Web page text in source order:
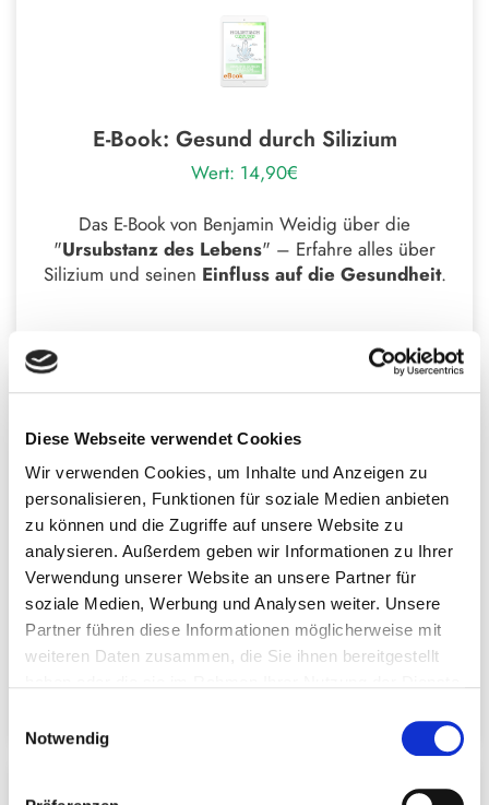
Diese Webseite verwendet Cookies
Wir verwenden Cookies, um Inhalte und Anzeigen zu
personalisieren, Funktionen für soziale Medien anbieten
zu können und die Zugriffe auf unsere Website zu
analysieren. Außerdem geben wir Informationen zu Ihrer
Verwendung unserer Website an unsere Partner für
soziale Medien, Werbung und Analysen weiter. Unsere
Partner führen diese Informationen möglicherweise mit
weiteren Daten zusammen, die Sie ihnen bereitgestellt
Einstellungen widerrufen oder ändern:
. Es befindet sich auch ein Link in der
Fußzeile zu den Einstellungen der Cookies um diese
Notwendig
E-Book: Gesund durch Silizium
Wert: 14,90€
Das E-Book von Benjamin Weidig über die
"Ursubstanz des Lebens" – Erfahre alles über
Silizium und seinen Einfluss auf die Gesundheit.
E-Book: Epstein-Barr-Virus & Hashimoto
Wert: 19€
Kristine Fredriksson gibt in diesem E-Book
umfangreiche Informationen zu demHerpesvirus
und in welchemZusammenhang dieser mit